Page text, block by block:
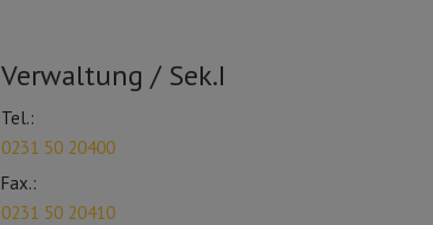
Verwaltung / Sek.I
Tel.:
0231 50 20400
Fax.:
0231 50 20410